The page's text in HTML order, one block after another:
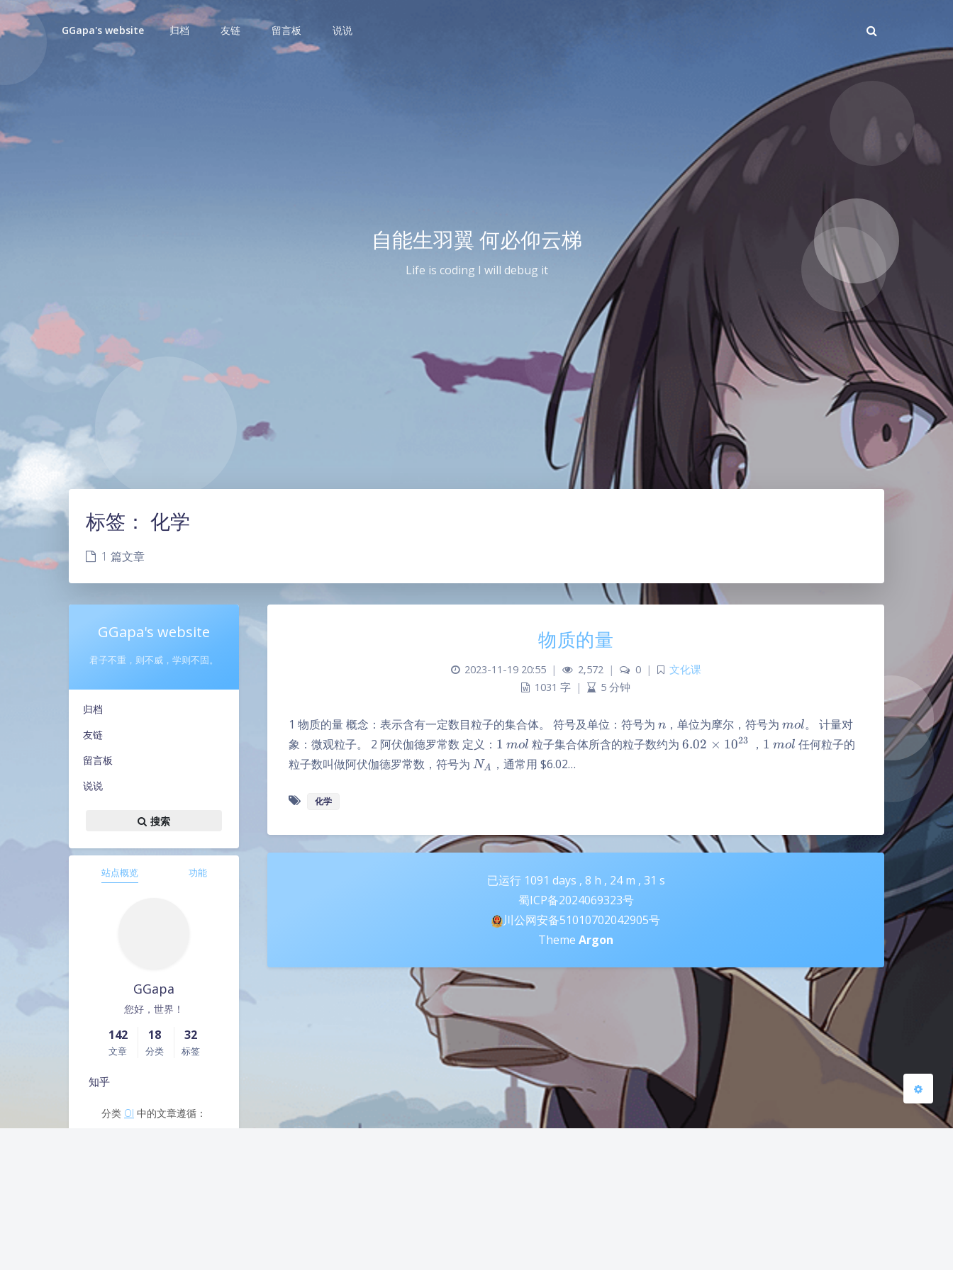
GGapa's website 归档 友链 留言板 说说
自能生羽翼 何必仰云梯
Life is coding I will debug it
关闭 日落 灰度
标签： 化学
1 篇文章
GGapa's website
君子不重，则不威，学则不固。
归档
友链
留言板
说说
搜索
站点概览 功能
GGapa
您好，世界！
142
文章
18
分类
32
标签
知乎
分类 OI 中的文章遵循：
物质的量
2023-11-19 20:55 | 2,572 | 0 |
文化课
1031 字 | 5 分钟
1 物质的量 概念：表示含有一定数目粒子的集合体。 符号及单位：符号为 n
n ，单位为摩尔，符号为 mol
mol。 计量对
象：微观粒子。 2 阿伏伽德罗常数 定义： 1
1 mol
mol 粒子集合体所含的粒子数约为6.02
6.02 × 1023 ， 1
1 mol
mol 任何粒子的
粒子数叫做阿伏伽德罗常数，符号为 N_A
NA ，通常用$6.02…
化学
已运行 1091 days , 8 h , 24m , 32 s
蜀ICP备2024069323号
川公网安备51010702042905号
Theme Argon